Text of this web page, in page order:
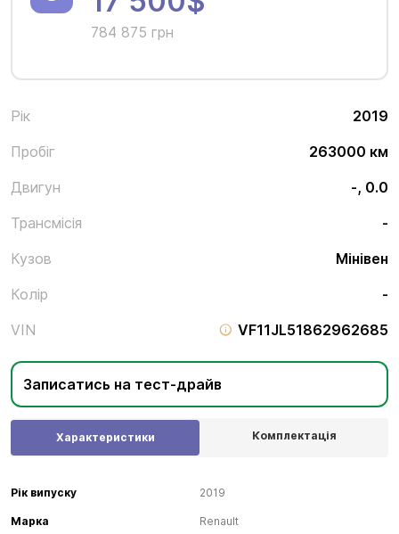
Рік
2019
Пробіг
263000 км
Двигун
-, 0.0
Трансмісія
-
Кузов
Мінівен
Колір
-
VIN
VF11JL51862962685
Записатись на тест-драйв
784 875 грн
Характеристики Комплектація
Рік випуску 2019
Марка Renault